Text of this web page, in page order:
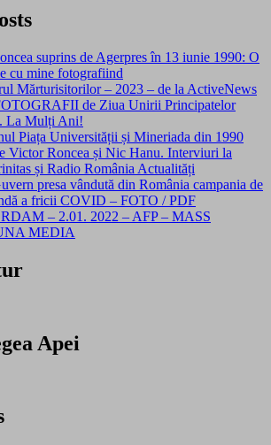
suprins de Agerpres în 13 iunie 1990: O
cu mine fotografiind
Mărturisitorilor – 2023 – de la ActiveNews
de Ziua Unirii Principatelor
La Mulți Ani!
Piața Universității și Mineriada din 1990
Victor Roncea și Nic Hanu. Interviuri la
și Radio România Actualități
presa vândută din România campania de
a fricii COVID – FOTO / PDF
– 2.01. 2022 – AFP – MASS
MEDIA
Apei